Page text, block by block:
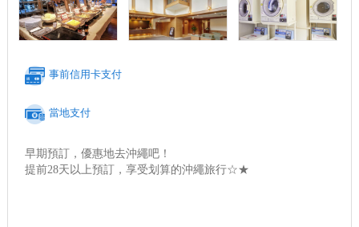
事前信用卡支付
當地支付
早期預訂，優惠地去沖繩吧！
提前28天以上預訂，享受划算的沖繩旅行☆★